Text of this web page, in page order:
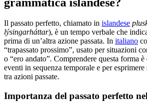
Il passato perfetto, chiamato in islandese
lýsingarháttar), è un tempo verbale che
prima di un’altra azione passata. In italiano
“trapassato prossimo”, usato per situazioni
o “ero andato”. Comprendere questa forma
eventi in sequenza temporale e per
tra azioni passate.
Importanza del passato perfetto